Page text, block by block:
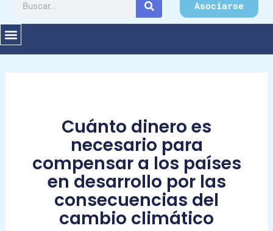
Asociarse
Cuánto dinero es
necesario para
compensar a los países
en desarrollo por las
consecuencias del
cambio climático